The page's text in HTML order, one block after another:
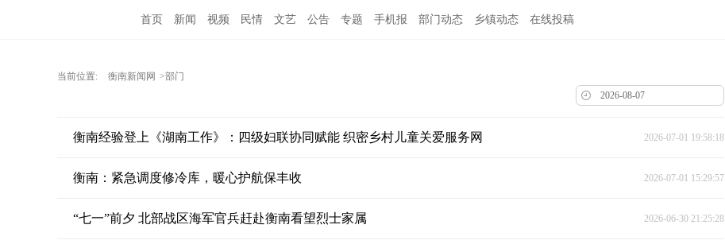
首页 新闻 视频 民情 文艺 公告 专题 手机报 部门动态 乡镇动态 在线投稿
当前位置: 衡南新闻网 >部门
衡南经验登上《湖南工作》：四级妇联协同赋能 织密乡村儿童关爱服务网 2026-07-01 19:58:18
衡南：紧急调度修冷库，暖心护航保丰收 2026-07-01 15:29:57
“七一”前夕 北部战区海军官兵赶赴衡南看望烈士家属 2026-06-30 21:25:28